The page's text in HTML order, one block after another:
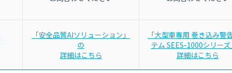
「安全品質AIソリューション」
の
詳細はこちら
「大型車専用 巻き込み警
テム SEES-1000シリー
詳細はこちら